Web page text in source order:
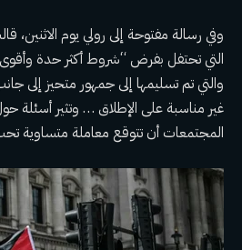
التي تحتفل بفرض “شروط أكثر حدة
والتي تم تسليمها إلى جمهور متحيز إلى
غير مناسبة على الإطلاق … وتثير أسئلة
المجتمعات أن تتوقع معاملة متساوية